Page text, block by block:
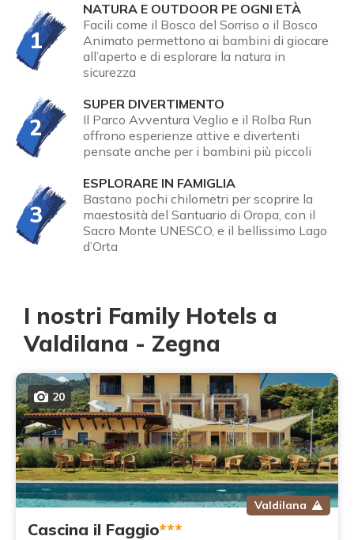
1
NATURA E OUTDOOR PE OGNI ETÀ
Facili come il Bosco del Sorriso o il Bosco
Animato permettono ai bambini di giocare
all’aperto e di esplorare la natura in
sicurezza
2
SUPER DIVERTIMENTO
Il Parco Avventura Veglio e il Rolba Run
offrono esperienze attive e divertenti
pensate anche per i bambini più piccoli
3
ESPLORARE IN FAMIGLIA
Bastano pochi chilometri per scoprire la
maestosità del Santuario di Oropa, con il
Sacro Monte UNESCO, e il bellissimo Lago
d’Orta
I nostri Family Hotels a
Valdilana - Zegna
Valdilana
20
Cascina il Faggio***